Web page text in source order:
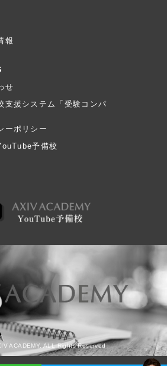
報
せ
支援システム「受験コンパ
ーポリシー
予備校
ACADEMY. ALL Rights Reserved